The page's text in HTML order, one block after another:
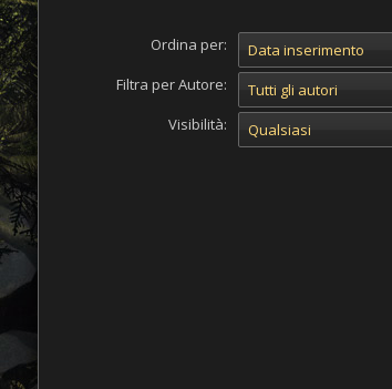
Ordina per:
Data inserimento
Filtra per Autore:
Tutti gli autori
Visibilità:
Qualsiasi